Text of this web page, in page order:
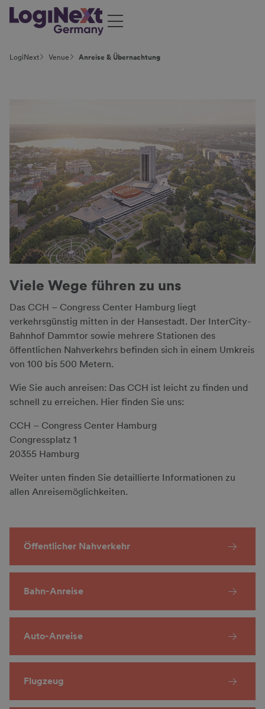
LogiNext Venue Anreise & Übernachtung
Viele Wege führen zu uns
Das CCH – Congress Center Hamburg liegt
verkehrsgünstig mitten in der Hansestadt. Der InterCity-
Bahnhof Dammtor sowie mehrere Stationen des
öffentlichen Nahverkehrs befinden sich in einem Umkreis
von 100 bis 500 Metern.
Wie Sie auch anreisen: Das CCH ist leicht zu finden und
schnell zu erreichen. Hier finden Sie uns:
CCH – Congress Center Hamburg
Congressplatz 1
20355 Hamburg
Weiter unten finden Sie detaillierte Informationen zu
allen Anreisemöglichkeiten.
Öffentlicher Nahverkehr
Bahn-Anreise
Auto-Anreise
Flugzeug